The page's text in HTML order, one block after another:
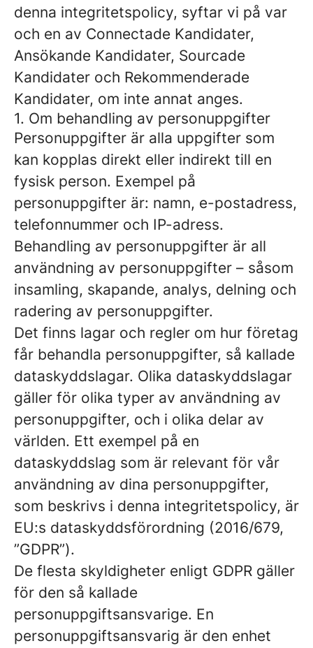
denna integritetspolicy, syftar vi på var
och en av Connectade Kandidater,
Ansökande Kandidater, Sourcade
Kandidater och Rekommenderade
Kandidater, om inte annat anges.
1. Om behandling av personuppgifter
Personuppgifter är alla uppgifter som
kan kopplas direkt eller indirekt till en
fysisk person. Exempel på
personuppgifter är: namn, e-postadress,
telefonnummer och IP-adress.
Behandling av personuppgifter är all
användning av personuppgifter – såsom
insamling, skapande, analys, delning och
radering av personuppgifter.
Det finns lagar och regler om hur företag
får behandla personuppgifter, så kallade
dataskyddslagar. Olika dataskyddslagar
gäller för olika typer av användning av
personuppgifter, och i olika delar av
världen. Ett exempel på en
dataskyddslag som är relevant för vår
användning av dina personuppgifter,
som beskrivs i denna integritetspolicy, är
EU:s dataskyddsförordning (2016/679,
”GDPR”).
De flesta skyldigheter enligt GDPR gäller
för den så kallade
personuppgiftsansvarige. En
personuppgiftsansvarig är den enhet